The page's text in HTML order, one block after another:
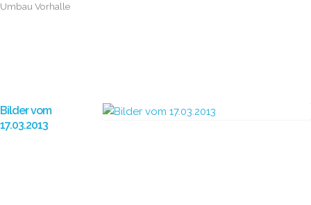
Umbau Vorhalle
Bilder vom
17.03.2013